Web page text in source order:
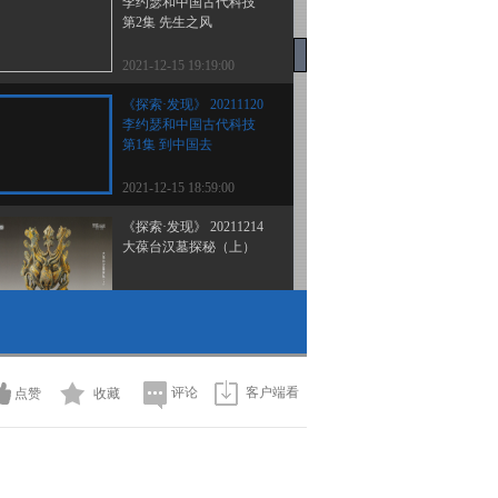
第2集 先生之风
2021-12-15 19:19:00
《探索·发现》 20211120
李约瑟和中国古代科技
第1集 到中国去
2021-12-15 18:59:00
《探索·发现》 20211214
大葆台汉墓探秘（上）
党 第3集 强国脊梁
2021-12-13 22:43:05
点赞 收藏 评论 客户端看